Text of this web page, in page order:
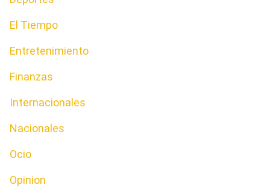
El Tiempo
Entretenimiento
Finanzas
Internacionales
Nacionales
Ocio
Opinion